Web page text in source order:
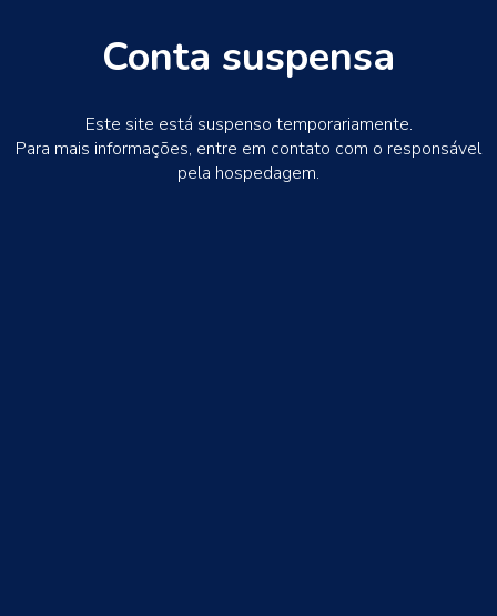
Conta suspensa
Este site está suspenso temporariamente.
Para mais informações, entre em contato com o responsável
pela hospedagem.